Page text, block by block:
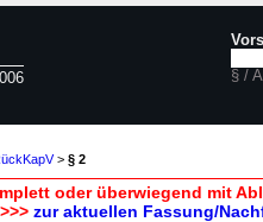
§ /
> § 2
oder überwiegend mit
>>> zur aktuellen Fassung/